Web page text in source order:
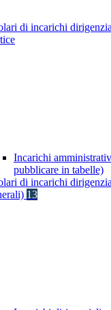
di incarichi
Incarichi
pubblicare in tabelle)
di incarichi
13